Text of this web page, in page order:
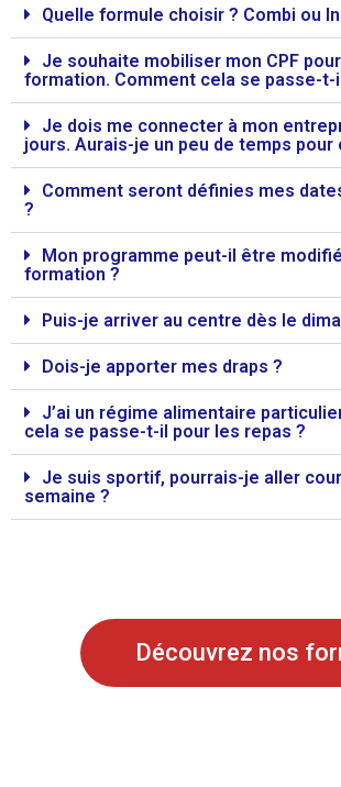
Quelle formule choisir ? Combi ou
Je souhaite mobiliser mon CPF
formation. Comment cela se passe-t-
Je dois me connecter à mon
jours. Aurais-je un peu de temps pour
Comment seront définies mes
?
Mon programme peut-il être
formation ?
Puis-je arriver au centre dès le
Dois-je apporter mes draps ?
J’ai un régime alimentaire
cela se passe-t-il pour les repas ?
Je suis sportif, pourrais-je aller
semaine ?
Découvrez nos